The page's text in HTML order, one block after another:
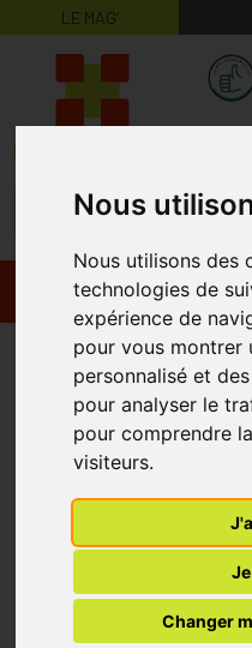
Nous
Nous utilisons des
technologies de
expérience de
pour vous montrer
personnalisé et
pour analyser le
pour comprendre
visiteurs.
Changer
LE MAG’
Promos
Complement
arthrose